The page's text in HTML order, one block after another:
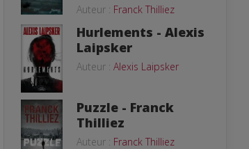
Auteur : Franck Thilliez
Hurlements - Alexis
Laipsker
Auteur : Alexis Laipsker
Puzzle - Franck
Thilliez
Auteur : Franck Thilliez